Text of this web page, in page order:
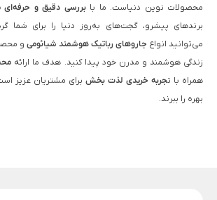
محصولات نوین دنیاست. ما بابررسی دقیق و
برندهای پیشرو، گجت‌های به‌روز دنیا را برای شما
می‌توانید انواع جاروهای رباتیک هوشمند شیائومی و
زندگی هوشمند و مدرن خود پیدا کنید. هدف ما ارائه
همراه با تجربه خریدی لذت‌ بخشبرای مشتریان عزیز
بهره را ببرند.